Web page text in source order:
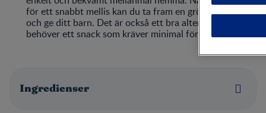
för ett snabbt mellis kan du ta fram en grötklämmis
och ge ditt barn. Det är också ett bra alternativ om du
behöver ett snack som kräver minimal förberedelse.
Ingredienser